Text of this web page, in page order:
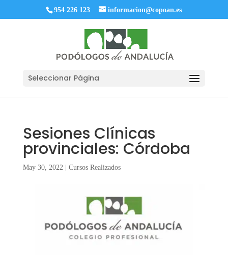
954 226 123 informacion@copoan.es
Seleccionar Página
Sesiones Clínicas
provinciales: Córdoba
May 30, 2022| Cursos Realizados